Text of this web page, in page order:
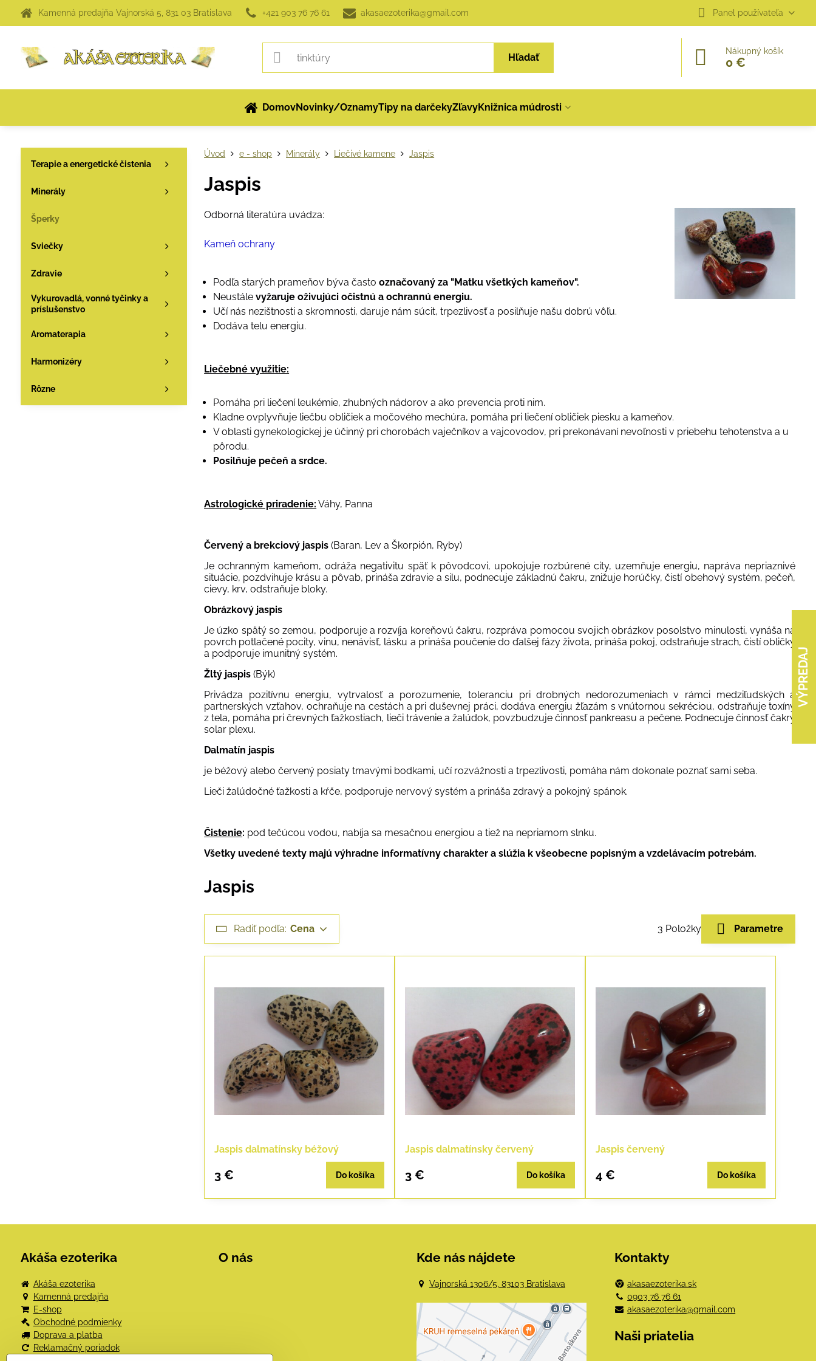
Kamenná predajňa Vajnorská 5, 831 03 Bratislava +421 903 76 76 61 akasaezoterika@gmail.com Panel používateľa
Hľadať
Nákupný košík
0 €
DomovNovinky/OznamyTipy na darčekyZľavyKnižnica múdrosti
Úvod e - shop Minerály Liečivé kamene Jaspis
Jaspis
Odborná literatúra uvádza:
Kameň ochrany
Podľa starých prameňov býva častooznačovaný za "Matku všetkých kameňov".
Neustálevyžaruje oživujúci očistnú a ochrannú energiu.
Učí nás nezištnosti a skromnosti, daruje nám súcit, trpezlivosť a posilňuje našu dobrú vôľu.
Dodáva telu energiu.
Liečebné využitie:
Pomáha pri liečení leukémie, zhubných nádorov a ako prevencia proti nim.
Kladne ovplyvňuje liečbu obličiek a močového mechúra, pomáha pri liečení obličiek piesku a kameňov.
V oblasti gynekologickej je účinný pri chorobách vaječníkov a vajcovodov, pri prekonávaní nevoľnosti v priebehu tehotenstva a u
pôrodu.
Posilňuje pečeň a srdce.
Astrologické priradenie: Váhy, Panna
Červený a brekciový jaspis(Baran, Lev a Škorpión, Ryby)
Je ochranným kameňom, odráža negativitu späť k pôvodcovi, upokojuje rozbúrené city, uzemňuje energiu, napráva nepriaznivé
situácie, pozdvihuje krásu a pôvab, prináša zdravie a silu, podnecuje základnú čakru, znižuje horúčky, čistí obehový systém, pečeň,
cievy, krv, odstraňuje bloky.
Obrázkový jaspis
Je úzko spätý so zemou, podporuje a rozvíja koreňovú čakru, rozpráva pomocou svojich obrázkov posolstvo minulosti, vynáša na
povrch potlačené pocity, vinu, nenávisť, lásku a prináša poučenie do ďalšej fázy života, prináša pokoj, odstraňuje strach, čistí obličky
a podporuje imunitný systém.
Žltý jaspis (Býk)
Privádza pozitívnu energiu, vytrvalosť a porozumenie, toleranciu pri drobných nedorozumeniach v rámci medziľudských a
partnerských vzťahov, ochraňuje na cestách a pri duševnej práci, dodáva energiu žľazám s vnútornou sekréciou, odstraňuje toxíny
z tela, pomáha pri črevných ťažkostiach, lieči trávenie a žalúdok, povzbudzuje činnosť pankreasu a pečene. Podnecuje činnosť čakry
solar plexu.
Dalmatín jaspis
je béžový alebo červený posiaty tmavými bodkami, učí rozvážnosti a trpezlivosti, pomáha nám dokonale poznať sami seba.
Lieči žalúdočné ťažkosti a kŕče, podporuje nervový systém a prináša zdravý a pokojný spánok.
Čistenie: pod tečúcou vodou, nabíja sa mesačnou energiou a tiež na nepriamom slnku.
Všetky uvedené texty majú výhradne informatívny charakter a slúžia k všeobecne popisným a vzdelávacím potrebám.
Jaspis
Radiť podľa: Cena 3 Položky Parametre
Jaspis dalmatínsky béžový
3 € Do košíka
Jaspis dalmatínsky červený
3 € Do košíka
Jaspis červený
4 € Do košíka
Terapie a energetické čistenia
Minerály
Šperky
Sviečky
Zdravie
Vykurovadlá, vonné tyčinky a
príslušenstvo
Aromaterapia
Harmonizéry
Rôzne
Akáša ezoterika
Akáša ezoterika
Kamenná predajňa
E-shop
Obchodné podmienky
Doprava a platba
Reklamačný poriadok
VÝPREDAJ
O nás Kde nás nájdete
Vajnorská 1306/5, 83103 Bratislava
Externý obsah je
blokovaný Voľbami
Kontakty
akasaezoterika.sk
0903 76 76 61
akasaezoterika@gmail.com
Naši priatelia